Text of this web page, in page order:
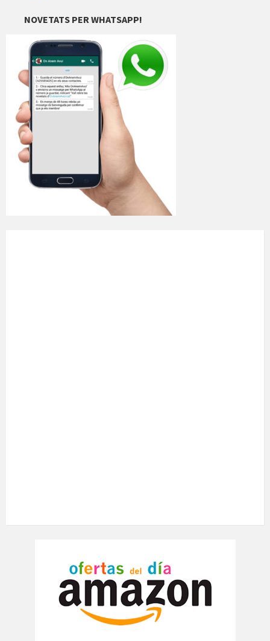
NOVETATS PER WHATSAPP!